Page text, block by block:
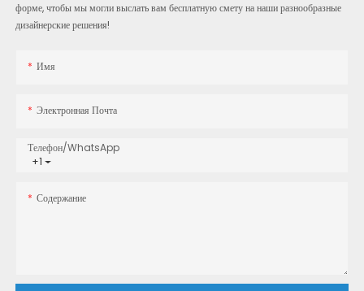
форме, чтобы мы могли выслать вам бесплатную смету на наши разнообразные
дизайнерские решения!
Имя
Электронная Почта
+1
Телефон/WhatsApp
Содержание